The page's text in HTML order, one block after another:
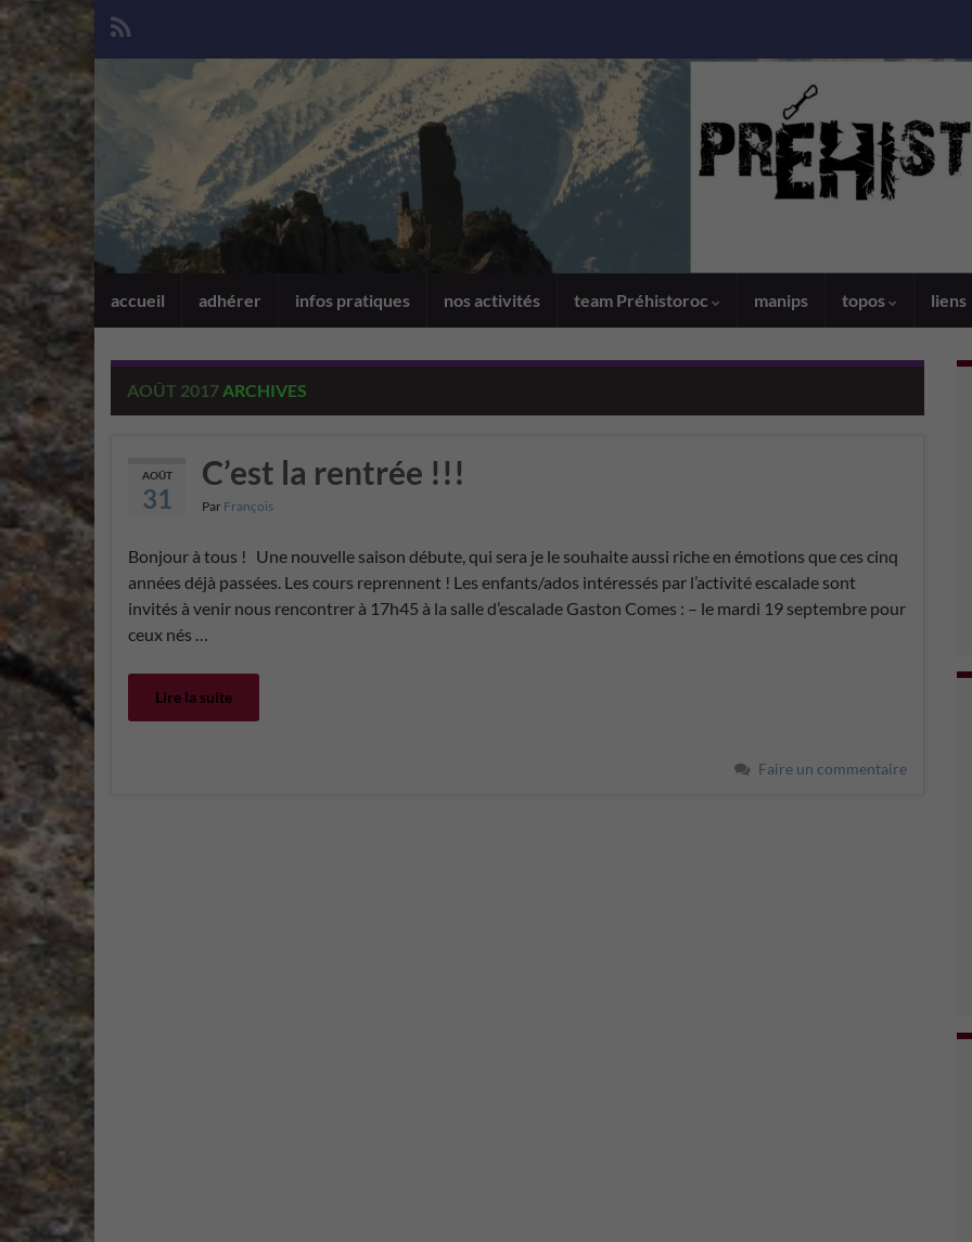
accueil adhérer infos pratiques nos activités team Préhistoroc manips topos liens
AOÛT 2017ARCHIVES
AOÛT
31
C’est la rentrée !!!
Par François
Bonjour à tous ! Une nouvelle saison débute, qui sera je le souhaite aussi riche en émotions que ces cinq
années déjà passées. Les cours reprennent ! Les enfants/ados intéressés par l’activité escalade sont
invités à venir nous rencontrer à 17h45 à la salle d’escalade Gaston Comes : – le mardi 19 septembre pour
ceux nés …
Lire la suite
Faire un commentaire